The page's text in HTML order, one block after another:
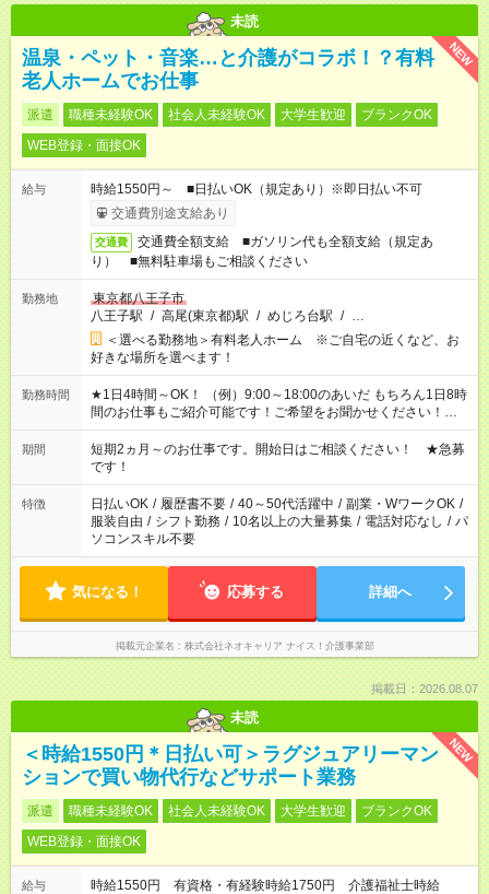
未読
NEW
温泉・ペット・音楽…と介護がコラボ！？有料
老人ホームでお仕事
派遣 職種未経験OK 社会人未経験OK 大学生歓迎
ブランクOK
WEB登録・面接OK
給与
時給1550円～ ■日払いOK（規定あり）※即日払い不可
交通費別途支給あり
交通費
交通費全額支給 ■ガソリン代も全額支給（規定あ
り） ■無料駐車場もご相談ください
勤務地
東京都八王子市
八王子駅 / 高尾(東京都)駅 / めじろ台駅 / …
＜選べる勤務地＞有料老人ホーム ※ご自宅の近くなど、お
好きな場所を選べます！
勤務時間
★1日4時間～OK！ （例）9:00～18:00のあいだ もちろん1日8時
間のお仕事もご紹介可能です！ご希望をお聞かせください！★家
庭の都合でお休みが必要な場合も遠慮なくご相談ください。 ※
週最低15時間以上の勤務が必要です
期間
短期2ヵ月～のお仕事です。開始日はご相談ください！ ★急募
です！
特徴 日払いOK / 履歴書不要 / 40～50代活躍中 / 副業・WワークOK /
服装自由 / シフト勤務 / 10名以上の大量募集 / 電話対応なし / パ
ソコンスキル不要
気になる！ 応募する 詳細へ
掲載元企業名 株式会社ネオキャリア ナイス！介護事業部
掲載日：2026.08.07
未読
NEW
＜時給1550円＊日払い可＞ラグジュアリーマン
ションで買い物代行などサポート業務
派遣 職種未経験OK 社会人未経験OK 大学生歓迎
ブランクOK
WEB登録・面接OK
給与
時給1550円 有資格・有経験時給1750円 介護福祉士時給